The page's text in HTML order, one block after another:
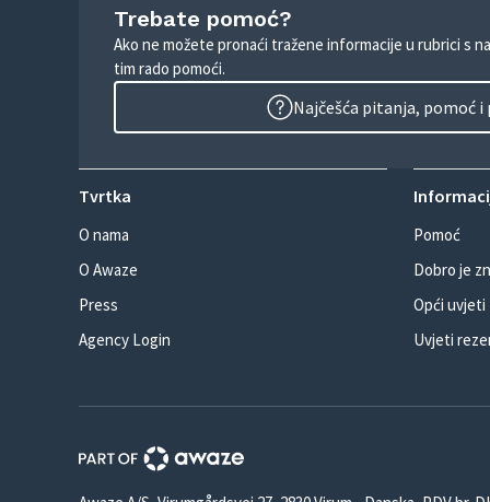
Trebate pomoć?
Ako ne možete pronaći tražene informacije u rubrici s
tim rado pomoći.
Najčešća pitanja, pomoć i
Tvrtka
O nama
O Awaze
Press
Agency Login
Pomoć
Dobro je
Opći uvjeti
Uvjeti